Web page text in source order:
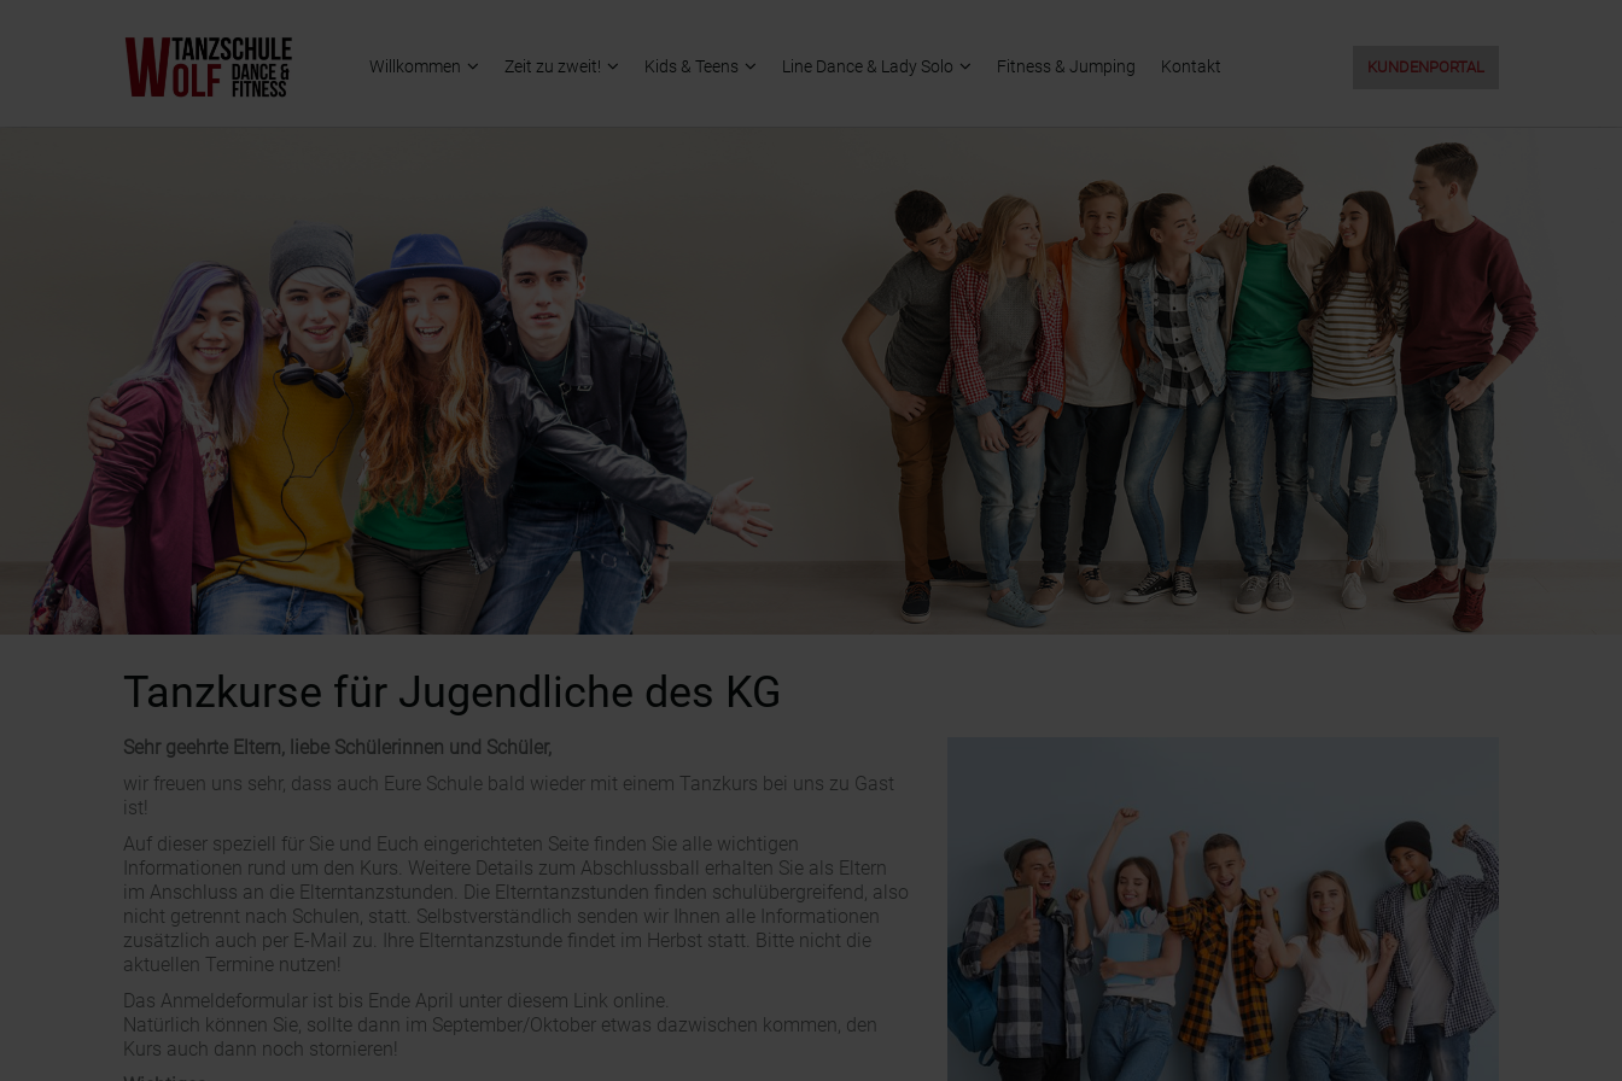
Willkommen Zeit zu zweit! Kids & Teens Line Dance & Lady Solo Fitness & Jumping Kontakt KUNDENPORTAL
Tanzkurse für Jugendliche​ des KG
Sehr geehrte Eltern, liebe Schülerinnen und Schüler,
wir freuen uns sehr, dass auch Eure Schule bald wieder mit einem Tanzkurs bei uns zu Gast
ist!
Auf dieser speziell für Sie und Euch eingerichteten Seite finden Sie alle wichtigen
Informationen rund um den Kurs. Weitere Details zum Abschlussball erhalten Sie als Eltern
im Anschluss an die Elterntanzstunden. Die Elterntanzstunden finden schulübergreifend, also
nicht getrennt nach Schulen, statt. Selbstverständlich senden wir Ihnen alle Informationen
zusätzlich auch per E-Mail zu. Ihre Elterntanzstunde findet im Herbst statt. Bitte nicht die
aktuellen Termine nutzen!
Das Anmeldeformular ist bis Ende April unter diesem Link online.
Natürlich können Sie, sollte dann im September/Oktober etwas dazwischen kommen, den
Kurs auch dann noch stornieren!